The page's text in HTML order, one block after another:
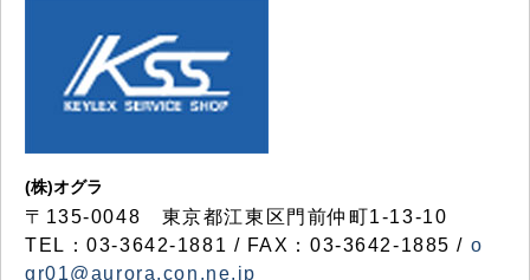
(株)オグラ
〒135-0048 東京都江東区門前仲町1-13-10
TEL：03-3642-1881 / FAX：03-3642-1885 / o
gr01@aurora.con.ne.jp